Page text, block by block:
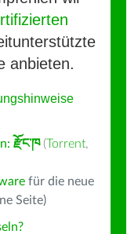
anbieten.
རྫོང་ཁ (Torrent,
für die neue
Seite)